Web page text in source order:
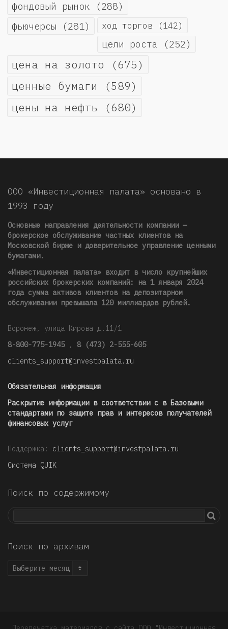
фондовый рынок (288)
фьючерсы (281) ход торгов (142)
цели роста (252)
цена на золото (675)
ценные бумаги (589)
цены на нефть (680)
ООО «Инвестиционная палата» основано в
1993 году
Основные направления деятельности компании —
брокерское обслуживание частных клиентов на
Московской бирже и доверительное управление ценными
бумагами.
«Инвестиционная палата» входит в число крупнейших
российских брокерских компаний: на 1 января 2024
года сумма активов клиентов на депозитарном
обслуживании превышала 120 миллиардов рублей.
Воронеж, улица Кирова д.11/1
8-800-775-1945 , 8 (473) 2-555-605
clients_support@investpalata.ru
Обязательная информация
Раскрытие информации в соответствии с в Базовыми
стандартами по защите прав и интересов получателей
финансовых услуг
Поддержка: clients_support@investpalata.ru
Система QUIK
Поиск по содержимому
Поиск по архивам
Поиск